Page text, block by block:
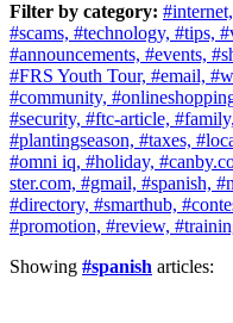
Filter by category: #internet,
#scams, #technology, #tips,
#announcements, #events,
#FRS Youth Tour, #email,
#community,
#security, #ftc-article, #family,
#plantingseason, #taxes,
#omni iq, #holiday,
ster.com, #gmail, #spanish,
#directory, #smarthub,
#promotion, #review,
Showing #spanish articles: